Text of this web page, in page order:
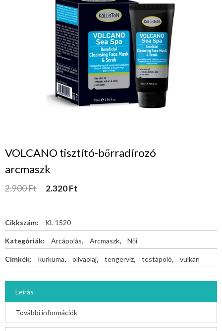
VOLCANO tisztító-bőrradírozó
arcmaszk
2.900Ft 2.320Ft
Cikkszám: KL 1520
Kategóriák: Arcápolás, Arcmaszk, Női
Címkék: kurkuma, olívaolaj, tengervíz, testápoló, vulkán
Leírás
További információk